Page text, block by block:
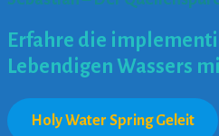
Erfahre die
Lebendigen Wassers
Holy Water Spring Geleit